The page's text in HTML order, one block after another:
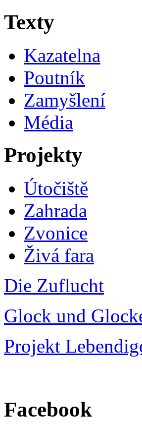
Texty
Kazatelna
Poutník
Zamyšlení
Média
Projekty
Útočiště
Zahrada
Zvonice
Živá fara
Die Zuflucht
Glock und
Projekt
Facebook